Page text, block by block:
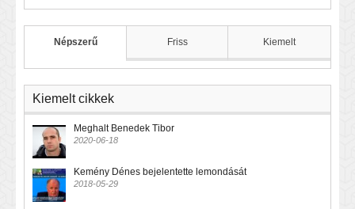
Népszerű Friss Kiemelt
Kiemelt cikkek
Meghalt Benedek Tibor
2020-06-18
Kemény Dénes bejelentette lemondását
2018-05-29